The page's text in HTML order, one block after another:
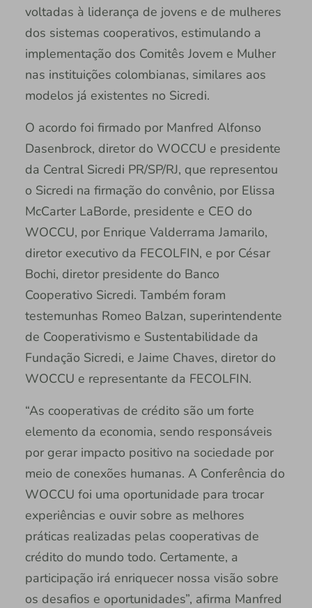
voltadas à liderança de jovens e de mulheres
dos sistemas cooperativos, estimulando a
implementação dos Comitês Jovem e Mulher
nas instituições colombianas, similares aos
modelos já existentes no Sicredi.
O acordo foi firmado por Manfred Alfonso
Dasenbrock, diretor do WOCCU e presidente
da Central Sicredi PR/SP/RJ, que representou
o Sicredi na firmação do convênio, por Elissa
McCarter LaBorde, presidente e CEO do
WOCCU, por Enrique Valderrama Jamarilo,
diretor executivo da FECOLFIN, e por César
Bochi, diretor presidente do Banco
Cooperativo Sicredi. Também foram
testemunhas Romeo Balzan, superintendente
de Cooperativismo e Sustentabilidade da
Fundação Sicredi, e Jaime Chaves, diretor do
WOCCU e representante da FECOLFIN.
“As cooperativas de crédito são um forte
elemento da economia, sendo responsáveis
por gerar impacto positivo na sociedade por
meio de conexões humanas. A Conferência do
WOCCU foi uma oportunidade para trocar
experiências e ouvir sobre as melhores
práticas realizadas pelas cooperativas de
crédito do mundo todo. Certamente, a
participação irá enriquecer nossa visão sobre
os desafios e oportunidades”, afirma Manfred